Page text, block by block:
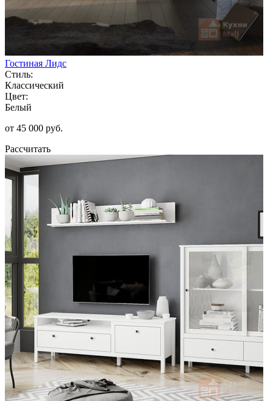
Гостиная Лидс
Стиль:
Классический
Цвет:
Белый
от 45 000 руб.
Рассчитать